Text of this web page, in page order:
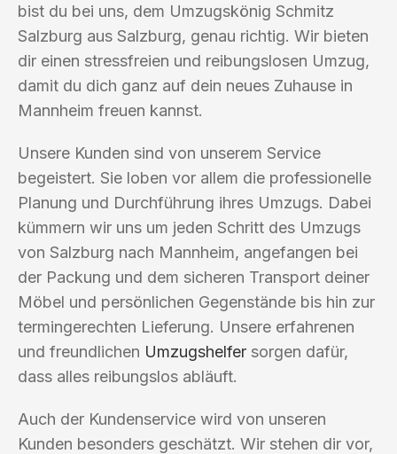
bist du bei uns, dem Umzugskönig Schmitz
Salzburg aus Salzburg, genau richtig. Wir bieten
dir einen stressfreien und reibungslosen Umzug,
damit du dich ganz auf dein neues Zuhause in
Mannheim freuen kannst.
Unsere Kunden sind von unserem Service
begeistert. Sie loben vor allem die professionelle
Planung und Durchführung ihres Umzugs. Dabei
kümmern wir uns um jeden Schritt des Umzugs
von Salzburg nach Mannheim, angefangen bei
der Packung und dem sicheren Transport deiner
Möbel und persönlichen Gegenstände bis hin zur
termingerechten Lieferung. Unsere erfahrenen
und freundlichen Umzugshelfer sorgen dafür,
dass alles reibungslos abläuft.
Auch der Kundenservice wird von unseren
Kunden besonders geschätzt. Wir stehen dir vor,